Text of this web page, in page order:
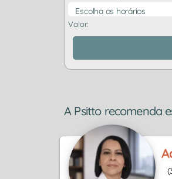
Escolha os horários
Valor:
A Psitto recomenda